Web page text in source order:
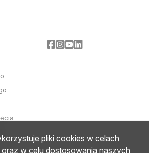
Facebook
Facebook
Facebook
Facebook
pliki cookies w celach
w celu dostosowania naszych